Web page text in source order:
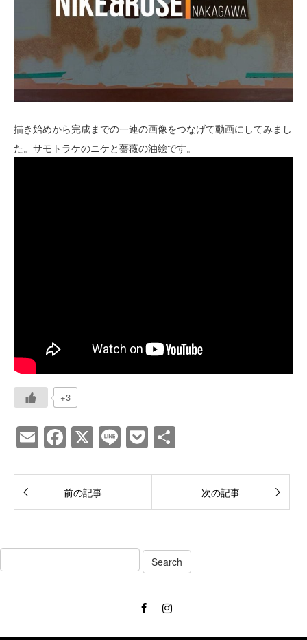
描き始めから完成までの一連の画像をつなげて動画にしてみまし
た。サモトラケのニケと薔薇の油絵です。
+3
E
ail
F
c
e
o
o
X Li
e
P
ck
et
前の記事 次の記事